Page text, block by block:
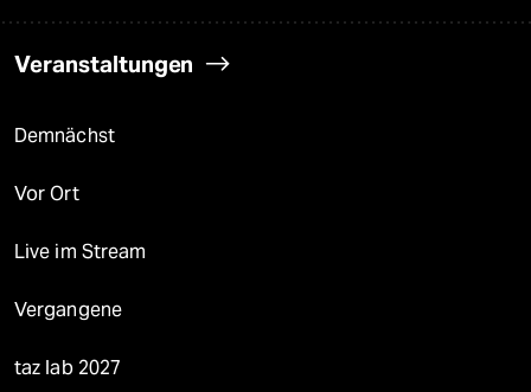
Veranstaltungen
Demnächst
Vor Ort
Live im Stream
Vergangene
taz lab 2027